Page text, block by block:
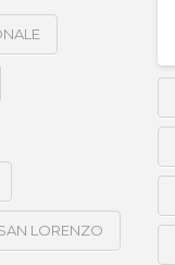
LORENZO